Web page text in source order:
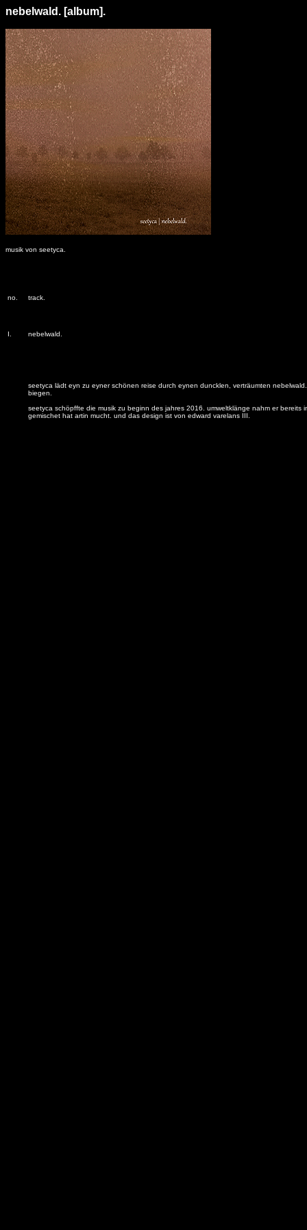
nebelwald. [album].
musik von seetyca.
no. track.
I. nebelwald.
seetyca lädt eyn zu eyner schönen reise durch eynen duncklen, verträumten
biegen.
seetyca schöpffte die musik zu beginn des jahres 2016. umweltklänge nahm er bereits
gemischet hat artin mucht. und das design ist von edward varelans III.